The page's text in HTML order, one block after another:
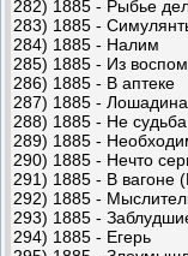
282) 1885 - Рыбье
283) 1885 -
284) 1885 - Налим
285) 1885 - Из
286) 1885 - В аптеке
287) 1885 -
288) 1885 - Не судьба
289) 1885 -
290) 1885 - Нечто
291) 1885 - В вагоне
292) 1885 -
293) 1885 -
294) 1885 - Егерь